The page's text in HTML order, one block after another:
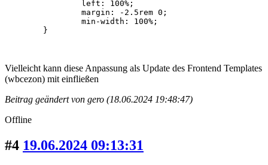
	}
Vielleicht kann diese Anpassung als Update des Frontend Templates
(wbcezon) mit einfließen
Beitrag geändert von gero (18.06.2024 19:48:47)
Offline
#4 19.06.2024 09:13:31